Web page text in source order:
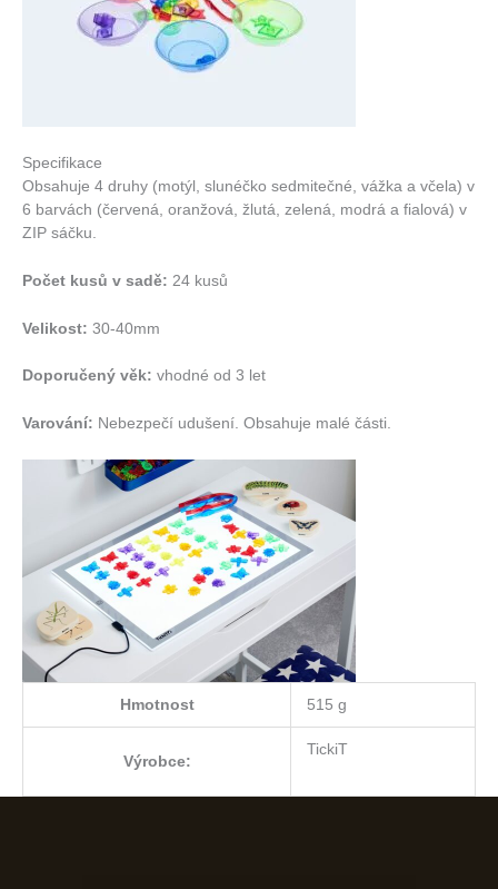
Specifikace
Obsahuje 4 druhy (motýl, slunéčko sedmitečné, vážka a včela) v
6 barvách (červená, oranžová, žlutá, zelená, modrá a fialová) v
ZIP sáčku.
Počet kusů v sadě: 24 kusů
Velikost: 30-40mm
Doporučený věk: vhodné od 3 let
Varování: Nebezpečí udušení. Obsahuje malé části.
Hmotnost 515 g
Výrobce:
TickiT